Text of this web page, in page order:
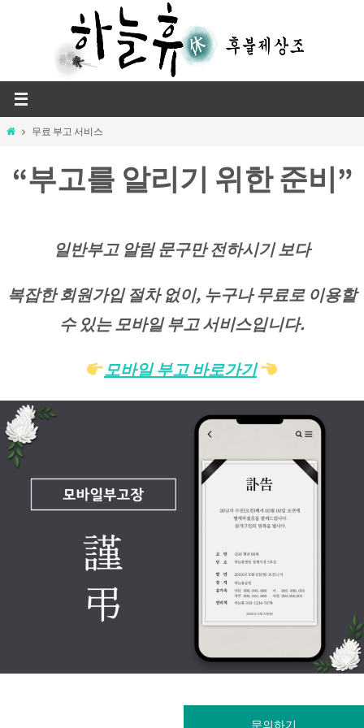
Home무료 부고 서비스
“부고를 알리기 위한 준비”
일반부고 알림 문구만 전하시기 보다
복잡한 회원가입 절차 없이, 누구나 무료로 이용할
수 있는 모바일 부고 서비스입니다.
모바일 부고 바로가기
문의하기